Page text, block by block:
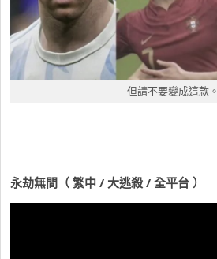
但請不要變成這款。
永劫無間（ 繁中 / 大逃殺 / 全平台 ）